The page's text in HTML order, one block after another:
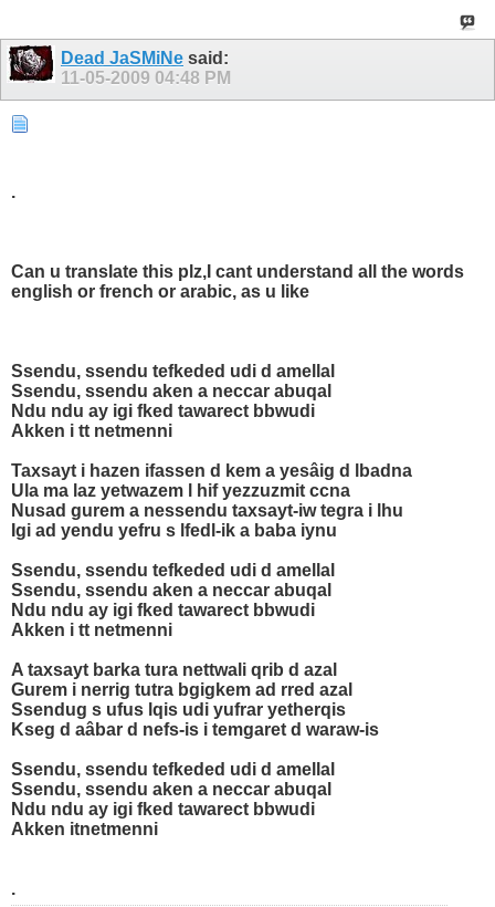
Dead JaSMiNe said:
11-05-2009 04:48 PM
.
Can u translate this plz,I cant understand all the words
english or french or arabic, as u like
Ssendu, ssendu tefkeded udi d amellal
Ssendu, ssendu aken a neccar abuqal
Ndu ndu ay igi fked tawarect bbwudi
Akken i tt netmenni
Taxsayt i hazen ifassen d kem a yesâig d lbadna
Ula ma laz yetwazem l hif yezzuzmit ccna
Nusad gurem a nessendu taxsayt-iw tegra i lhu
Igi ad yendu yefru s lfedl-ik a baba iynu
Ssendu, ssendu tefkeded udi d amellal
Ssendu, ssendu aken a neccar abuqal
Ndu ndu ay igi fked tawarect bbwudi
Akken i tt netmenni
A taxsayt barka tura nettwali qrib d azal
Gurem i nerrig tutra bgigkem ad rred azal
Ssendug s ufus lqis udi yufrar yetherqis
Kseg d aâbar d nefs-is i temgaret d waraw-is
Ssendu, ssendu tefkeded udi d amellal
Ssendu, ssendu aken a neccar abuqal
Ndu ndu ay igi fked tawarect bbwudi
Akken itnetmenni
.